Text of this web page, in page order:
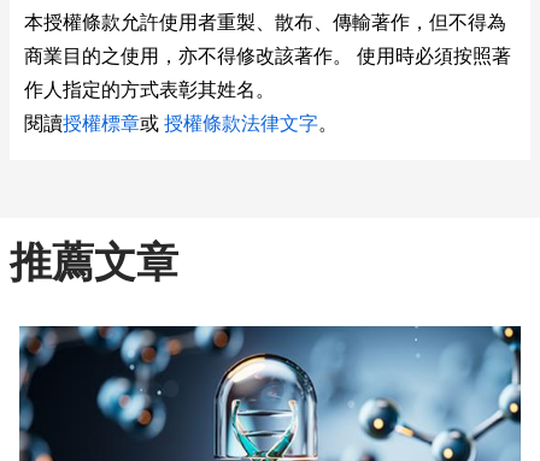
本授權條款允許使用者重製、散布、傳輸著作，但不得為
商業目的之使用，亦不得修改該著作。 使用時必須按照著
作人指定的方式表彰其姓名。
閱讀授權標章或 授權條款法律文字。
推薦文章